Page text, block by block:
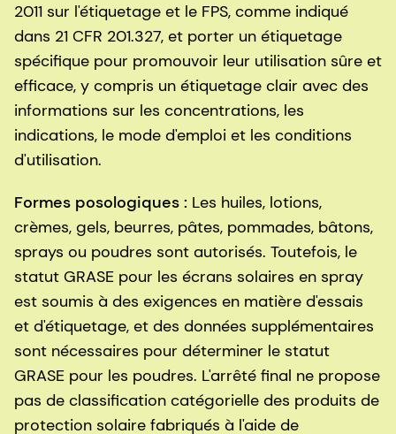
2011 sur l'étiquetage et le FPS, comme indiqué
dans 21 CFR 201.327, et porter un étiquetage
spécifique pour promouvoir leur utilisation sûre et
efficace, y compris un étiquetage clair avec des
informations sur les concentrations, les
indications, le mode d'emploi et les conditions
d'utilisation.
Formes posologiques : Les huiles, lotions,
crèmes, gels, beurres, pâtes, pommades, bâtons,
sprays ou poudres sont autorisés. Toutefois, le
statut GRASE pour les écrans solaires en spray
est soumis à des exigences en matière d'essais
et d'étiquetage, et des données supplémentaires
sont nécessaires pour déterminer le statut
GRASE pour les poudres. L'arrêté final ne propose
pas de classification catégorielle des produits de
protection solaire fabriqués à l'aide de